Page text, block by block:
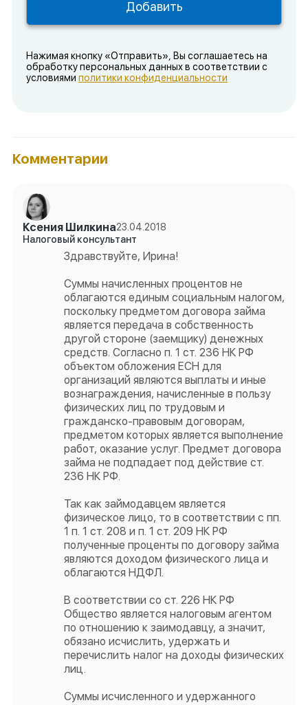
Нажимая кнопку «Отправить», Вы соглашаетесь на
обработку персональных данных в соответствии с
условиями политики конфиденциальности
Комментарии
Ксения Шилкина23.04.2018
Налоговый консультант
Здравствуйте, Ирина!
Суммы начисленных процентов не
облагаются единым социальным налогом,
поскольку предметом договора займа
является передача в собственность
другой стороне (заемщику) денежных
средств. Согласно п. 1 ст. 236 НК РФ
объектом обложения ЕСН для
организаций являются выплаты и иные
вознаграждения, начисленные в пользу
физических лиц по трудовым и
гражданско-правовым договорам,
предметом которых является выполнение
работ, оказание услуг. Предмет договора
займа не подпадает под действие ст.
236 НК РФ.
Так как займодавцем является
физическое лицо, то в соответствии с пп.
1 п. 1 ст. 208 и п. 1 ст. 209 НК РФ
полученные проценты по договору займа
являются доходом физического лица и
облагаются НДФЛ.
В соответствии со ст. 226 НК РФ
Общество является налоговым агентом
по отношению к заимодавцу, а значит,
обязано исчислить, удержать и
перечислить налог на доходы физических
лиц.
Суммы исчисленного и удержанного